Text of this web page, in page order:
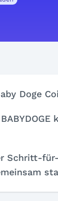
Doge
Schritt-